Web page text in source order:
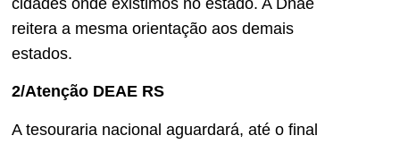
reitera a mesma orientação aos demais
estados.
2/Atenção DEAE RS
A tesouraria nacional aguardará, até o final